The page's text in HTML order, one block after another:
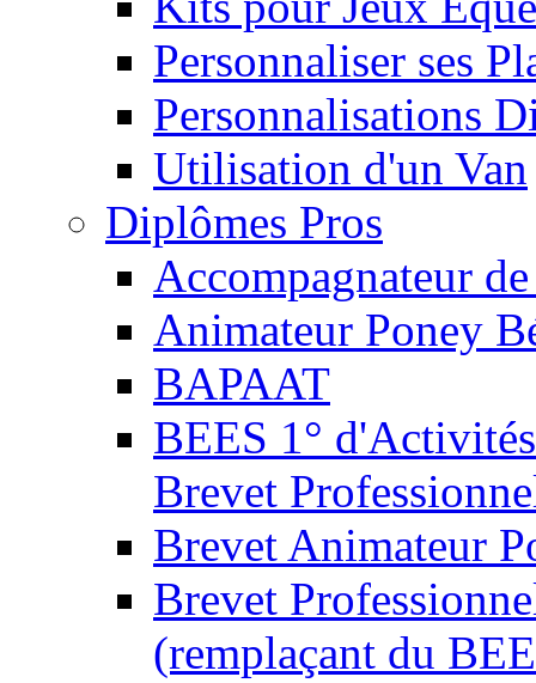
Personnaliser ses
Personnalisations
Utilisation d'un Van
Diplômes Pros
Accompagnateur
Animateur Poney
BAPAAT
BEES 1°
Brevet
Brevet Animateur
Brevet
(remplaçant du